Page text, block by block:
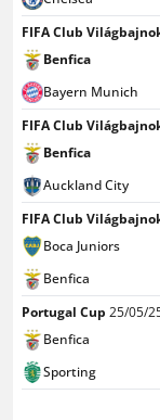
FIFA Club
Bayern Munich
Benfica
FIFA Club
Auckland City
Benfica
FIFA Club
Boca Juniors
Benfica
Portugal Cup 25/05/
Sporting
Benfica